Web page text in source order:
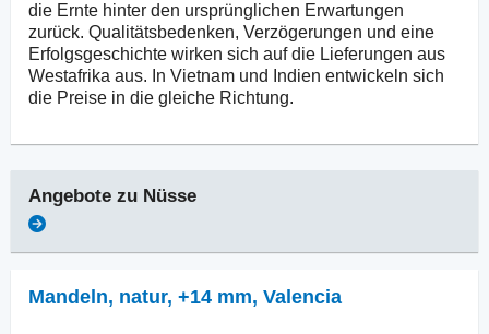
die Ernte hinter den ursprünglichen Erwartungen
zurück. Qualitätsbedenken, Verzögerungen und eine
Erfolgsgeschichte wirken sich auf die Lieferungen aus
Westafrika aus. In Vietnam und Indien entwickeln sich
die Preise in die gleiche Richtung.
Angebote zu Nüsse
Mandeln, natur, +14 mm, Valencia